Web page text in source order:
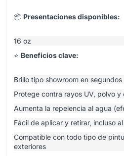
📦 Presentaciones disponibles:
16 oz
⭐ Beneficios clave:
Brillo tipo showroom en segundos
Protege contra rayos UV, polvo y
Aumenta la repelencia al agua
Fácil de aplicar y retirar, incluso
Compatible con todo tipo de
exteriores